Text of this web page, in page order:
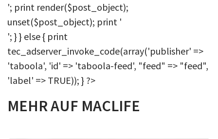
'; print render($post_object);
unset($post_object); print '
'; } } else { print
tec_adserver_invoke_code(array('publisher' =>
'taboola', 'id' => 'taboola-feed', "feed" => "feed",
'label' => TRUE)); } ?>
MEHR AUF MACLIFE